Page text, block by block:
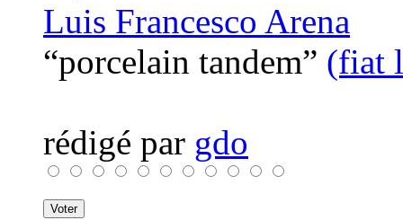
Luis Francesco Arena
“porcelain tandem” (fiat
rédigé par gdo